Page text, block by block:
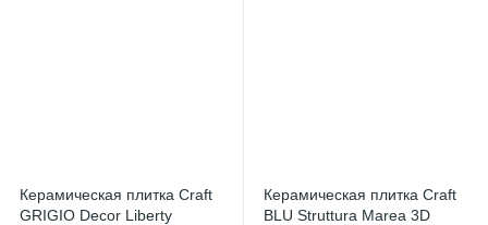
Керамическая плитка Craft
GRIGIO Decor Liberty
Керамическая плитка Craft
BLU Struttura Marea 3D